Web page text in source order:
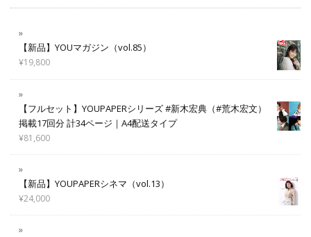
【新品】YOUマガジン（vol.85）
¥19,800
【フルセット】YOUPAPERシリーズ #新木宏典（#荒木宏文）
掲載17回分 計34ページ｜A4配送タイプ
¥81,600
【新品】YOUPAPERシネマ（vol.13）
¥24,000